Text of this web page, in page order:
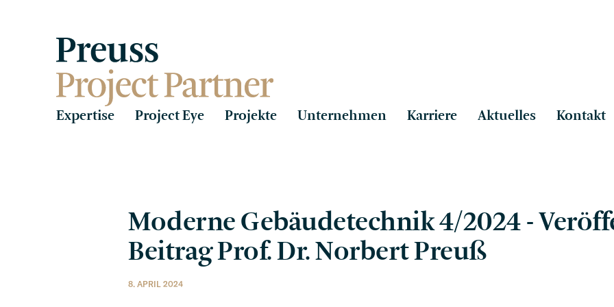
Exper­tise Project Eye Projekte Unter­neh­men Karriere Aktuel­les Kontakt
Moderne Gebäu­de­tech­nik 4/2024 -
Beitrag Prof. Dr. Norbert Preuß
8. APRIL 2024